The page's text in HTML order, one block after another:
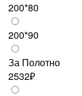
200*80
200*90
За Полотно
2532₽